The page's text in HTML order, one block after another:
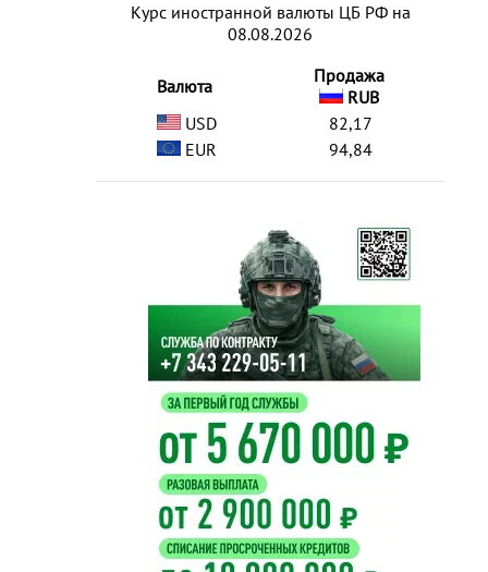
Курс иностранной валюты ЦБ РФ на
08.08.2026
Валюта
Продажа
RUB
USD
82,17
EUR
94,84